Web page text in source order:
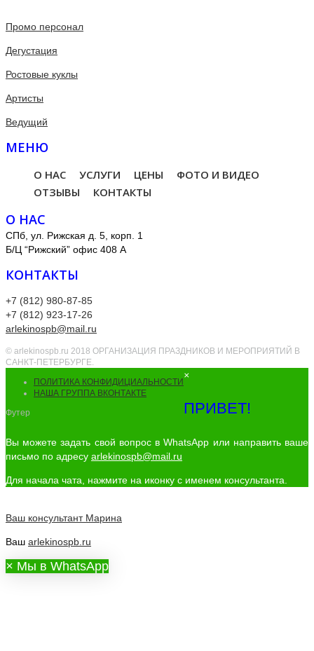
Промо персонал
Дегустация
Ростовые куклы
Артисты
Ведущий
МЕНЮ
О НАС УСЛУГИ ЦЕНЫ
ФОТО И ВИДЕО
ОТЗЫВЫ
КОНТАКТЫ
О НАС
СПб, ул. Рижская д. 5, корп. 1
Б/Ц “Рижский” офис 408 А
КОНТАКТЫ
+7 (812) 980-87-85
+7 (812) 923-17-26
arlekinospb@mail.ru
© arlekinospb.ru 2018 ОРГАНИЗАЦИЯ ПРАЗДНИКОВ И МЕРОПРИЯТИЙ В
САНКТ-ПЕТЕРБУРГЕ.
ПОЛИТИКА КОНФИДИЦИАЛЬНОСТИ
НАША ГРУППА ВКОНТАКТЕ
Футер
×
ПРИВЕТ!
Вы можете задать свой вопрос в WhatsApp или направить ваше
письмо по адресу arlekinospb@mail.ru
Для начала чата, нажмите на иконку с именем консультанта.
Ваш консультант Марина
Ваш arlekinospb.ru
× Мы в WhatsApp